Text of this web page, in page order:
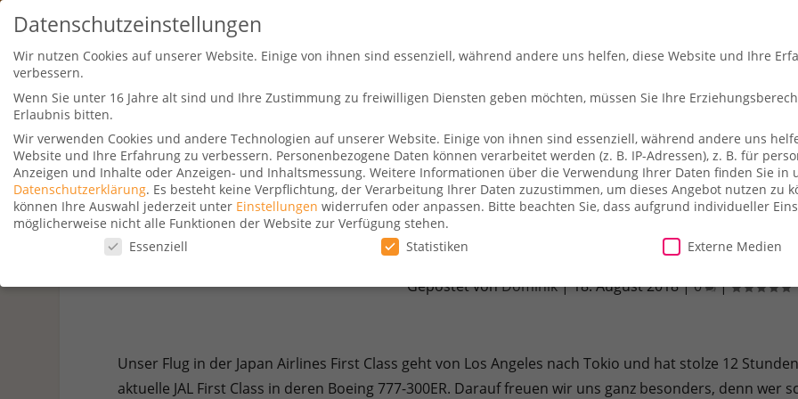
Travel Kurse Aktionen Hotelsuche So fliegt ihr Merch-Shop Payback Alles
Japan Airlines First Class 777-300ER, einfach
Gepostet vonDominik|18. August 2018|0 |
Unser Flug in der Japan Airlines First Class geht von Los Angeles nach Tokio und hat stolze 12
aktuelle JAL First Class in deren Boeing 777-300ER. Darauf freuen wir uns ganz besonders, denn wer
Datenschutzeinstellungen
Wir nutzen Cookies auf unserer Website. Einige von ihnen sind essenziell, während andere uns helfen, diese Website und Ihre
verbessern.
Wenn Sie unter 16 Jahre alt sind und Ihre Zustimmung zu freiwilligen Diensten geben möchten, müssen Sie Ihre
Erlaubnis bitten.
Wir verwenden Cookies und andere Technologien auf unserer Website. Einige von ihnen sind essenziell, während andere uns
Website und Ihre Erfahrung zu verbessern. Personenbezogene Daten können verarbeitet werden (z. B. IP-Adressen), z. B. für
Anzeigen und Inhalte oder Anzeigen- und Inhaltsmessung. Weitere Informationen über die Verwendung Ihrer Daten finden Sie in
Datenschutzerklärung. Es besteht keine Verpflichtung, der Verarbeitung Ihrer Daten zuzustimmen, um dieses Angebot nutzen zu
können Ihre Auswahl jederzeit unter Einstellungen widerrufen oder anpassen. Bitte beachten Sie, dass aufgrund individueller
möglicherweise nicht alle Funktionen der Website zur Verfügung stehen.
Datenschutzeinstellungen
Essenziell Statistiken Externe Medien
Datenschutzeinstellungen
Personenbezogene Daten können verarbeitet werden (z. B. IP-Adressen), z. B. für personalisierte Anzeigen und Inhalte oder
Verwendung Ihrer Daten finden Sie in unserer Datenschutzerklärung. Es besteht keine Verpflichtung, der Verarbeitung Ihrer
beachten Sie, dass aufgrund individueller Einstellungen möglicherweise nicht alle Funktionen der Website zur Verfügung stehen.